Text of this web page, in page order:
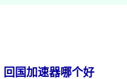
回国加速器哪个好